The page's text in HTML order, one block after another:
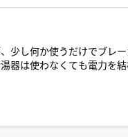
少し何か使うだけでブレ
器は使わなくても電力を